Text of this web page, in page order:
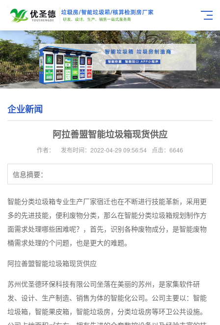
企业新闻
阿拉善盟智能垃圾箱现货供应
作者： 发布时间：2022-04-29 09:56:54 点击：6646
信息摘要：
智能分类垃圾箱专业生产厂家宿迁也在不断进行技能革新，采用更
多的先进技能，便利废物分类，那么在智能分类垃圾箱规划制作方
面需求处理哪些困难呢？，首先，识别各种废物成分，是智能废物
桶需求处理的个问题，也是更大的难题。
阿拉善盟智能垃圾箱现货供应
苏州优圣德环保科技有限公司坐落在美丽的苏州，是家集软件研
发、设计、生产制造、销售为体的智能化公司。公司主要以：智能
垃圾箱，智能果皮箱，智能垃圾房，分类垃圾房等环卫公共设施。